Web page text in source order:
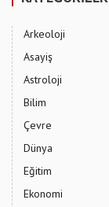
Arkeoloji
Asayiş
Astroloji
Bilim
Çevre
Dünya
Eğitim
Ekonomi